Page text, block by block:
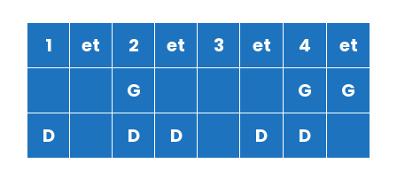
1 et 2 et 3 et 4
et
G
G
G
D
D D D D